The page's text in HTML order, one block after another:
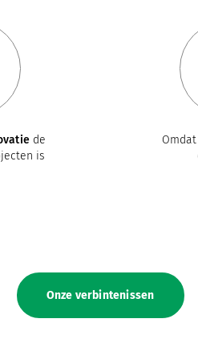
de
is
Omdat
Onze verbintenissen